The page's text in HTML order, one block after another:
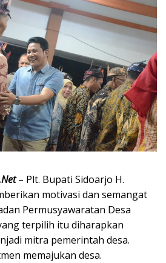
– Plt. Bupati Sidoarjo H.
motivasi dan semangat
Permusyawaratan Desa
terpilih itu diharapkan
mitra pemerintah desa.
memajukan desa.